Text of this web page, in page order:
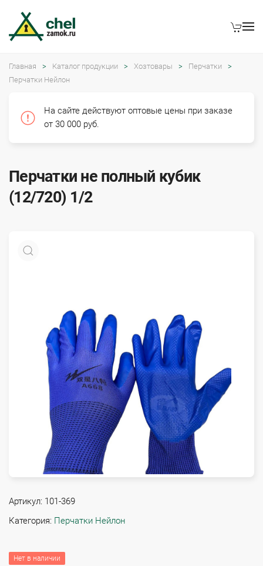
Главная Каталог продукции Хозтовары
Перчатки
Перчатки Нейлон
На сайте действуют оптовые цены при заказе
от 30 000 руб.
Перчатки не полный кубик
(12/720) 1/2
Артикул: 101-369
Категория: Перчатки Нейлон
Нет в наличии